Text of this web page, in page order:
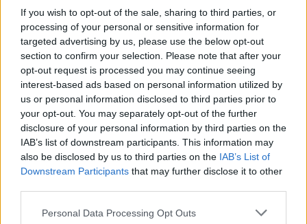
If you wish to opt-out of the sale, sharing to third parties, or
processing of your personal or sensitive information for
targeted advertising by us, please use the below opt-out
section to confirm your selection. Please note that after your
opt-out request is processed you may continue seeing
interest-based ads based on personal information utilized by
us or personal information disclosed to third parties prior to
your opt-out. You may separately opt-out of the further
disclosure of your personal information by third parties on the
IAB’s list of downstream participants. This information may
also be disclosed by us to third parties on the IAB’s List of
Downstream Participants that may further disclose it to other
Please note that this website/app uses one or more Google
Personal Data Processing Opt Outs
bramek, kartki, składy, statystyki i informacje o przebiegu
spotkania. To kompletne źródło danych dla kibiców i pasjonatów
lokalnej piłki nożnej. Jeżeli aktualnie nie widzisz tutaj danych z pewnością
pracujemy nad tym żeby je uzupełnić.
Wynik meczu Jeziorak Chwałowice vs Olimpia Pysznica
Po zakończeniu spotkania automatycznie publikujemyoficjalny wynik
spotkania, a także dane meczowe, jeśli są dostępne.
Pełny harmonogram rozgrywek dostępny jest tutaj:Stalowa Wola >
Klasa Okręgowa - terminarz.
Informacje o składach i strzelcach
W miarę dostępności danych, publikujemyskłady wyjściowe,
aktualizujemy zależnie od poziomu ligi i dostępnych źródeł.
Śledź mecze swojej drużyny